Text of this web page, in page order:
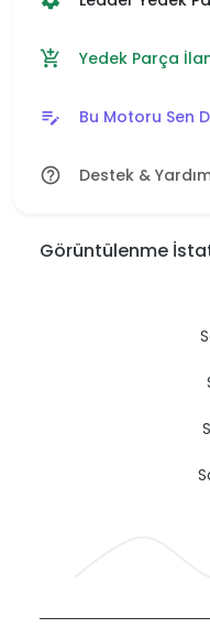
add_shopping_cart Yedek Parça
edit_note Bu Motoru Sen
help_outline Destek &
Görüntülenme